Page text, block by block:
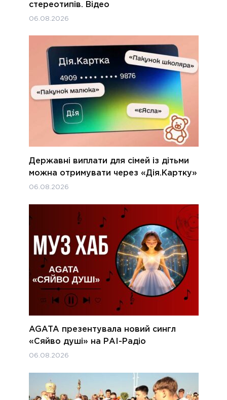
стереотипів. Відео
06.08.2026
Державні виплати для сімей із дітьми
можна отримувати через «Дія.Картку»
06.08.2026
AGATA презентувала новий сингл
«Сяйво душі» на РАІ-Радіо
06.08.2026